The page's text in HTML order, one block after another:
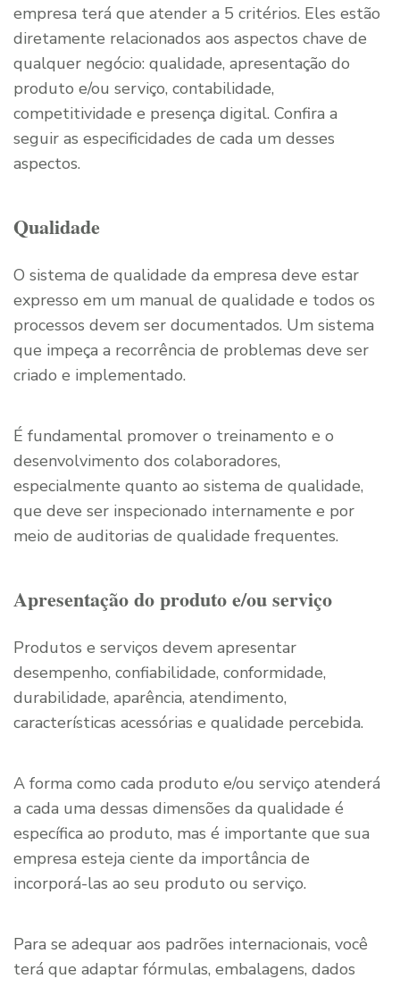
empresa terá que atender a 5 critérios. Eles estão
diretamente relacionados aos aspectos chave de
qualquer negócio: qualidade, apresentação do
produto e/ou serviço, contabilidade,
competitividade e presença digital. Confira a
seguir as especificidades de cada um desses
aspectos.
Qualidade
O sistema de qualidade da empresa deve estar
expresso em um manual de qualidade e todos os
processos devem ser documentados. Um sistema
que impeça a recorrência de problemas deve ser
criado e implementado.
É fundamental promover o treinamento e o
desenvolvimento dos colaboradores,
especialmente quanto ao sistema de qualidade,
que deve ser inspecionado internamente e por
meio de auditorias de qualidade frequentes.
Apresentação do produto e/ou serviço
Produtos e serviços devem apresentar
desempenho, confiabilidade, conformidade,
durabilidade, aparência, atendimento,
características acessórias e qualidade percebida.
A forma como cada produto e/ou serviço atenderá
a cada uma dessas dimensões da qualidade é
específica ao produto, mas é importante que sua
empresa esteja ciente da importância de
incorporá-las ao seu produto ou serviço.
Para se adequar aos padrões internacionais, você
terá que adaptar fórmulas, embalagens, dados